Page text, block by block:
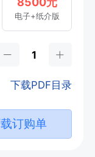
电子+纸介版
下载PDF目录
订购单